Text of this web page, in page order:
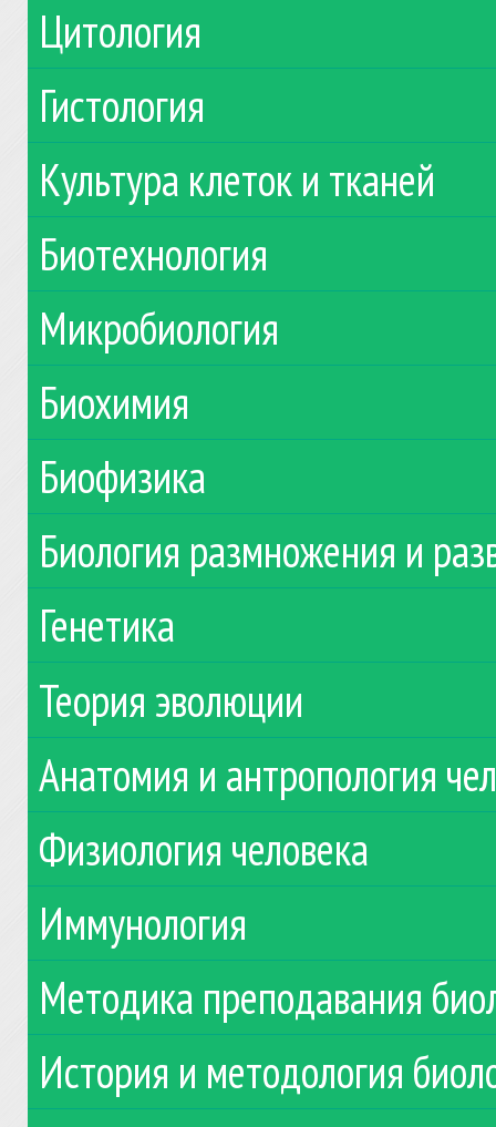
Цитология
Гистология
Культура клеток и тканей
Биотехнология
Микробиология
Биохимия
Биофизика
Биология размножения и
Генетика
Теория эволюции
Анатомия и антропология
Физиология человека
Иммунология
Методика преподавания
История и методология